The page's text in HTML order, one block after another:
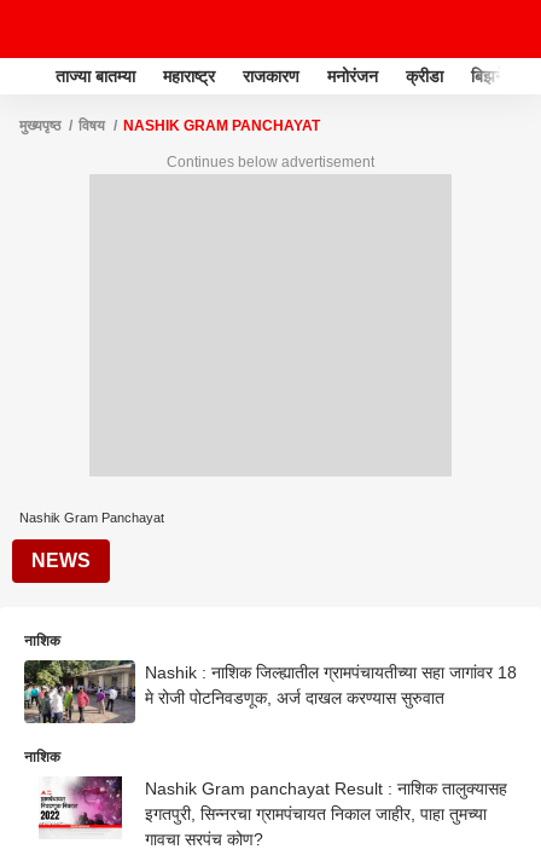
ताज्या बातम्या महाराष्ट्र राजकारण मनोरंजन क्रीडा बिझनेस
मुख्यपृष्ठ विषय NASHIK GRAM PANCHAYAT
Continues below advertisement
Nashik Gram Panchayat
NEWS
नाशिक
Nashik : नाशिक जिल्ह्यातील ग्रामपंचायतीच्या सहा जागांवर 18
मे रोजी पोटनिवडणूक, अर्ज दाखल करण्यास सुरुवात
नाशिक
Nashik Gram panchayat Result : नाशिक तालुक्यासह
इगतपुरी, सिन्नरचा ग्रामपंचायत निकाल जाहीर, पाहा तुमच्या
गावचा सरपंच कोण?